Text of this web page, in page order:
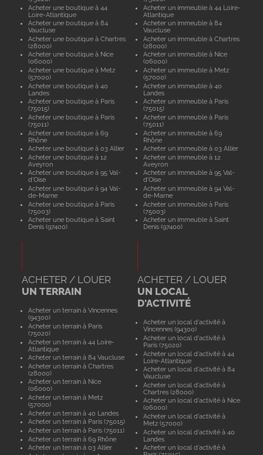
Acheter une boutique à 44
Loire-Atlantique
Acheter une boutique à 84
Vaucluse
Acheter une boutique à Chartres
(28000)
Acheter une boutique à Nice
(06000)
Acheter une boutique à Metz
(57000)
Acheter une boutique à 40
Landes
Acheter une boutique à Paris
(75015)
Acheter une boutique à Paris
(75011)
Acheter une boutique à 69
Rhône
Acheter une boutique à 03 Allier
Acheter une boutique à 12
Aveyron
Acheter une boutique à 95 Val-
d'Oise
Acheter une boutique à 94 Val-
de-Marne
Acheter une boutique à Paris
(75003)
Acheter une boutique à Saint
Denis (97400)
Acheter un immeuble à 44 Loire-
Atlantique
Acheter un immeuble à 84
Vaucluse
Acheter un immeuble à Chartres
(28000)
Acheter un immeuble à Nice
(06000)
Acheter un immeuble à Metz
(57000)
Acheter un immeuble à 40
Landes
Acheter un immeuble à Paris
(75015)
Acheter un immeuble à Paris
(75011)
Acheter un immeuble à 69
Rhône
Acheter un immeuble à 03 Allier
Acheter un immeuble à 12
Aveyron
Acheter un immeuble à 95 Val-
d'Oise
Acheter un immeuble à 94 Val-
de-Marne
Acheter un immeuble à Paris
(75003)
Acheter un immeuble à Saint
Denis (97400)
ACHETER / LOUER
UN TERRAIN
Acheter un terrain à Vincennes
(94300)
Acheter un terrain à Paris
(75020)
Acheter un terrain à 44 Loire-
Atlantique
Acheter un terrain à 84 Vaucluse
Acheter un terrain à Chartres
(28000)
Acheter un terrain à Nice
(06000)
Acheter un terrain à Metz
(57000)
Acheter un terrain à 40 Landes
Acheter un terrain à Paris (75015)
Acheter un terrain à Paris (75011)
Acheter un terrain à 69 Rhône
Acheter un terrain à 03 Allier
ACHETER / LOUER
UN LOCAL
D'ACTIVITÉ
Acheter un local d'activité à
Vincennes (94300)
Acheter un local d'activité à
Paris (75020)
Acheter un local d'activité à 44
Loire-Atlantique
Acheter un local d'activité à 84
Vaucluse
Acheter un local d'activité à
Chartres (28000)
Acheter un local d'activité à Nice
(06000)
Acheter un local d'activité à
Metz (57000)
Acheter un local d'activité à 40
Landes
Acheter un local d'activité à